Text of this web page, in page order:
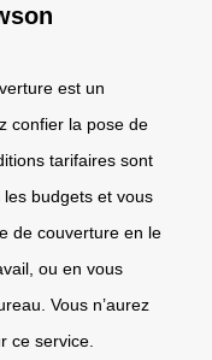
est un
confier la pose de
tarifaires sont
budgets et vous
de couverture en le
ou en vous
Vous n’aurez
ce service.